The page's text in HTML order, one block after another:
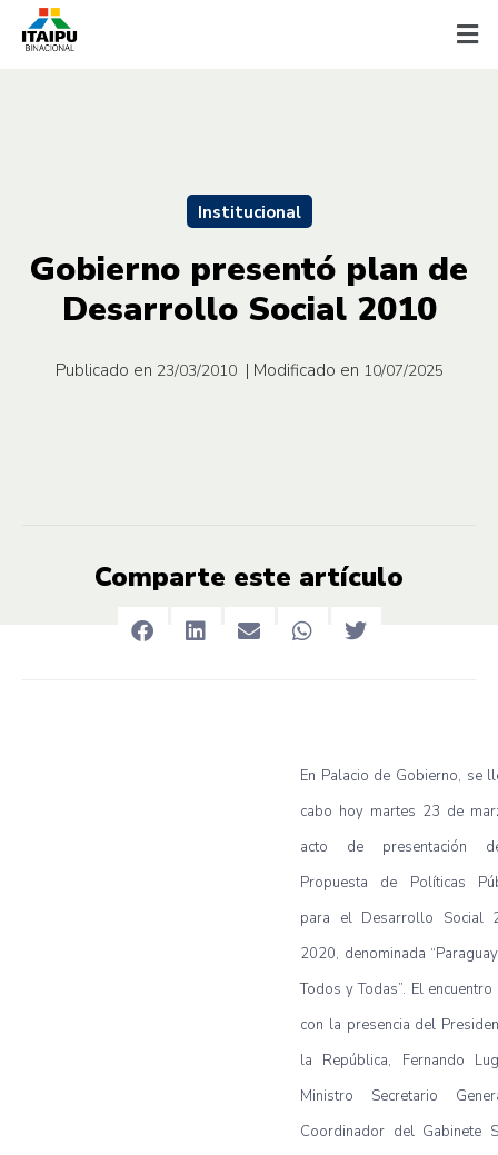
Institucional
Gobierno presentó plan de
Desarrollo Social 2010
Publicado en 23/03/2010 | Modificado en 10/07/2025
Comparte este artículo
En Palacio de Gobierno, se
cabo hoy martes 23 de
acto de presentación
Propuesta de Políticas
para el Desarrollo Social
2020, denominada
Todos y Todas”. El encuentro
con la presencia del
la República, Fernando
Ministro Secretario
Coordinador del Gabinete